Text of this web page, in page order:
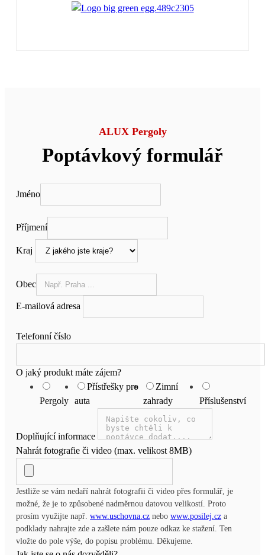
ALUX Pergoly
Poptávkový formulář
Jméno
Příjmení
Kraj
Obec
E-mailová adresa
Telefonní číslo
O jaký produkt máte zájem?
Pergoly
Přístřešky pro
auta
Zimní
zahrady
Příslušenství
Doplňující informace
Nahrát fotografie či video (max. velikost 8MB)
Jestliže se vám nedaří nahrát fotografii či video přes formulář, je
možné, že je to způsobené nadměrnou datovou velikostí. Proto
prosím využijte např.www.uschovna.cz nebowww.posilej.cz a
podklady nahrajte zde a zašlete nám pouze odkaz ke stažení. Ten
vložte do pole výše, do popisu problému. Děkujeme.